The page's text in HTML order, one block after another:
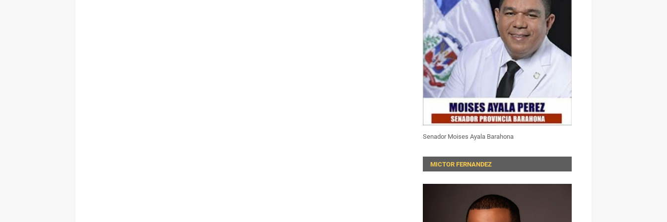
Senador Moises Ayala Barahona
MICTOR FERNANDEZ